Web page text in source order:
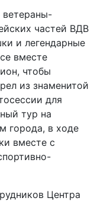
ветераны-
частей ВДВ
и легендарные
вместе
чтобы
из знаменитой
для
тур на
города, в ходе
вместе с
Центра